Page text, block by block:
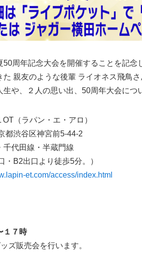
周年記念大会を開催することを記念
親友のような後輩 ライオネス飛鳥さ
や、２人の思い出、50周年大会につ
（ラパン・エ・アロ）
渋谷区神宮前5-44-2
千代田線・半蔵門線
B2出口より徒歩5分。）
et.com/access/index.html
１７時
ズ販売会を行います。